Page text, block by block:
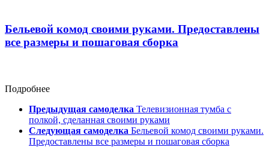
Бельевой комод своими руками. Предоставлены
все размеры и пошаговая сборка
Подробнее
Предыдущая самоделка Телевизионная тумба с
полкой, сделанная своими руками
Следующая самоделка Бельевой комод своими руками.
Предоставлены все размеры и пошаговая сборка